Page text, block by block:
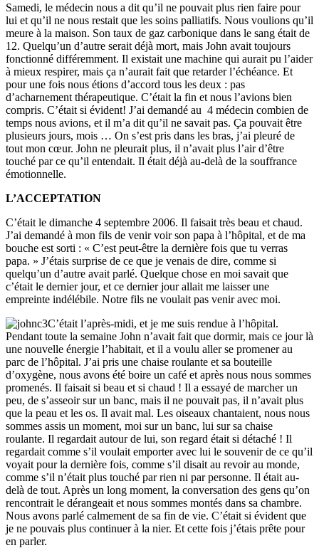
Samedi, le médecin nous a dit qu’il ne pouvait plus rien faire pour
lui et qu’il ne nous restait que les soins palliatifs. Nous voulions qu’il
meure à la maison. Son taux de gaz carbonique dans le sang était de
12. Quelqu’un d’autre serait déjà mort, mais John avait toujours
fonctionné différemment. Il existait une machine qui aurait pu l’aider
à mieux respirer, mais ça n’aurait fait que retarder l’échéance. Et
pour une fois nous étions d’accord tous les deux : pas
d’acharnement thérapeutique. C’était la fin et nous l’avions bien
compris. C’était si évident! J’ai demandé au 4 médecin combien de
temps nous avions, et il m’a dit qu’il ne savait pas. Ça pouvait être
plusieurs jours, mois … On s’est pris dans les bras, j’ai pleuré de
tout mon cœur. John ne pleurait plus, il n’avait plus l’air d’être
touché par ce qu’il entendait. Il était déjà au-delà de la souffrance
émotionnelle.
L’ACCEPTATION
C’était le dimanche 4 septembre 2006. Il faisait très beau et chaud.
J’ai demandé à mon fils de venir voir son papa à l’hôpital, et de ma
bouche est sorti : « C’est peut-être la dernière fois que tu verras
papa. » J’étais surprise de ce que je venais de dire, comme si
quelqu’un d’autre avait parlé. Quelque chose en moi savait que
c’était le dernier jour, et ce dernier jour allait me laisser une
empreinte indélébile. Notre fils ne voulait pas venir avec moi.
C’était l’après-midi, et je me suis rendue à l’hôpital.
Pendant toute la semaine John n’avait fait que dormir, mais ce jour là
une nouvelle énergie l’habitait, et il a voulu aller se promener au
parc de l’hôpital. J’ai pris une chaise roulante et sa bouteille
d’oxygène, nous avons été boire un café et après nous nous sommes
promenés. Il faisait si beau et si chaud ! Il a essayé de marcher un
peu, de s’asseoir sur un banc, mais il ne pouvait pas, il n’avait plus
que la peau et les os. Il avait mal. Les oiseaux chantaient, nous nous
sommes assis un moment, moi sur un banc, lui sur sa chaise
roulante. Il regardait autour de lui, son regard était si détaché ! Il
regardait comme s’il voulait emporter avec lui le souvenir de ce qu’il
voyait pour la dernière fois, comme s’il disait au revoir au monde,
comme s’il n’était plus touché par rien ni par personne. Il était au-
delà de tout. Après un long moment, la conversation des gens qu’on
rencontrait le dérangeait et nous sommes montés dans sa chambre.
Nous avons parlé calmement de sa fin de vie. C’était si évident que
je ne pouvais plus continuer à la nier. Et cette fois j’étais prête pour
en parler.